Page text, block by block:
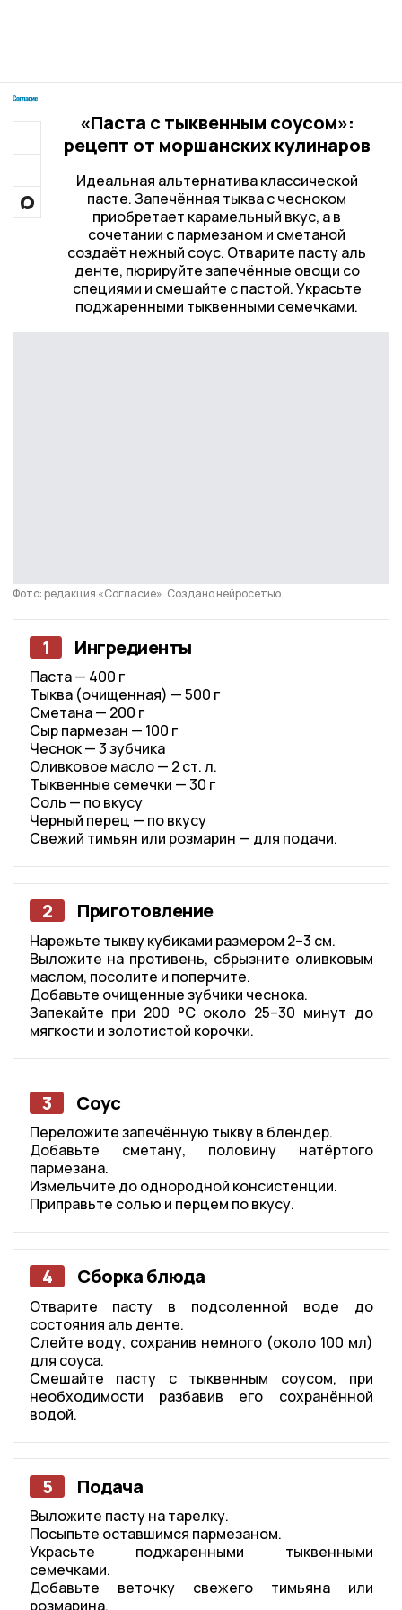
«Паста с тыквенным соусом»:
рецепт от моршанских кулинаров
Идеальная альтернатива классической
пасте. Запечённая тыква с чесноком
приобретает карамельный вкус, а в
сочетании с пармезаном и сметаной
создаёт нежный соус. Отварите пасту аль
денте, пюрируйте запечённые овощи со
специями и смешайте с пастой. Украсьте
поджаренными тыквенными семечками.
Фото: редакция «Согласие». Создано нейросетью.
1 Ингредиенты
Паста — 400 г
Тыква (очищенная) — 500 г
Сметана — 200 г
Сыр пармезан — 100 г
Чеснок — 3 зубчика
Оливковое масло — 2 ст. л.
Тыквенные семечки — 30 г
Соль — по вкусу
Черный перец — по вкусу
Свежий тимьян или розмарин — для подачи.
2 Приготовление
Нарежьте тыкву кубиками размером 2–3 см.
Выложите на противень, сбрызните оливковым
маслом, посолите и поперчите.
Добавьте очищенные зубчики чеснока.
Запекайте при 200 °C около 25–30 минут до
мягкости и золотистой корочки.
3 Соус
Переложите запечённую тыкву в блендер.
Добавьте сметану, половину натёртого
пармезана.
Измельчите до однородной консистенции.
Приправьте солью и перцем по вкусу.
4 Сборка блюда
Отварите пасту в подсоленной воде до
состояния аль денте.
Слейте воду, сохранив немного (около 100 мл)
для соуса.
Смешайте пасту с тыквенным соусом, при
необходимости разбавив его сохранённой
водой.
5 Подача
Выложите пасту на тарелку.
Посыпьте оставшимся пармезаном.
Украсьте поджаренными тыквенными
семечками.
Добавьте веточку свежего тимьяна или
розмарина.